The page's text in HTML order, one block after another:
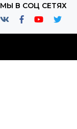
МЫ В СОЦ СЕТЯХ